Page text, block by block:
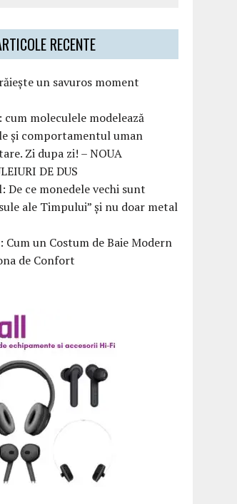
RECENTE
un savuros moment
moleculele modelează
și comportamentul uman
Zi dupa zi! – NOUA
DE DUS
ce monedele vechi sunt
ale Timpului” și nu doar metal
Cum un Costum de Baie Modern
de Confort